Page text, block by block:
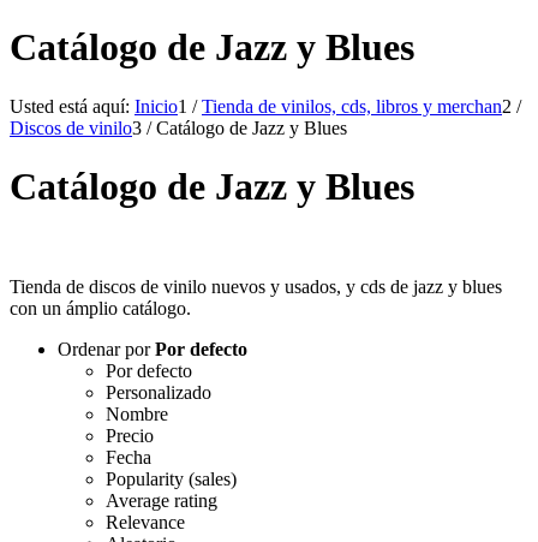
Catálogo de Jazz y Blues
Usted está aquí: Inicio1 / Tienda de vinilos, cds, libros y merchan2 /
Discos de vinilo3 / Catálogo de Jazz y Blues
Catálogo de Jazz y Blues
Tienda de discos de vinilo nuevos y usados, y cds de jazz y blues
con un ámplio catálogo.
Ordenar porPor defecto
Por defecto
Personalizado
Nombre
Precio
Fecha
Popularity (sales)
Average rating
Relevance